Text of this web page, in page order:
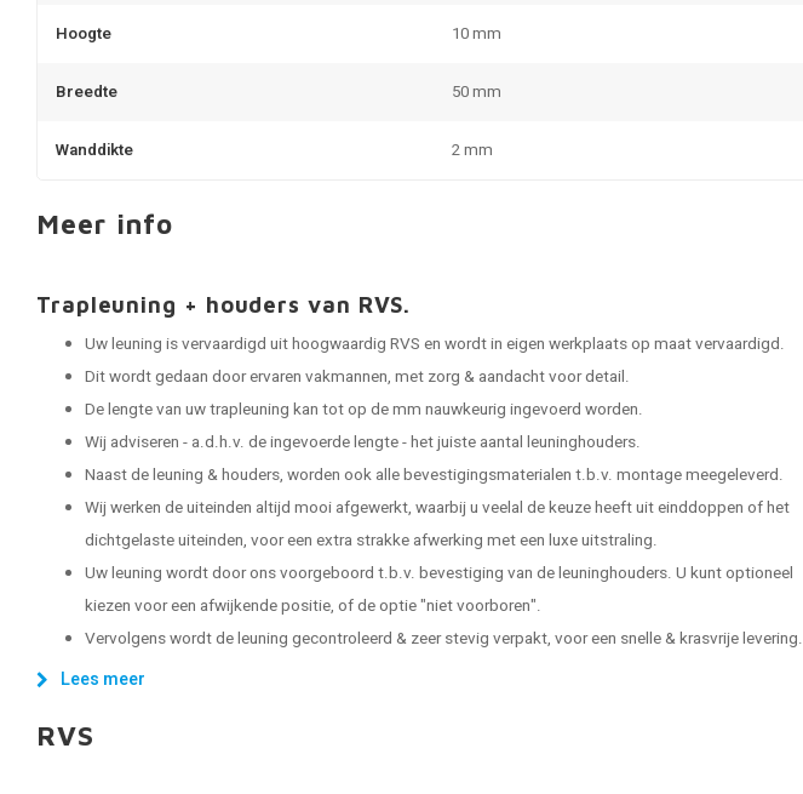
Hoogte 10 mm
Breedte 50 mm
Wanddikte 2 mm
Meer info
Trapleuning + houders van RVS.
Uw leuning is vervaardigd uit hoogwaardig RVS en wordt in eigen werkplaats op maat vervaardigd.
Dit wordt gedaan door ervaren vakmannen, met zorg & aandacht voor detail.
De lengte van uw trapleuning kan tot op de mm nauwkeurig ingevoerd worden.
Wij adviseren - a.d.h.v. de ingevoerde lengte - het juiste aantal leuninghouders.
Naast de leuning & houders, worden ook alle bevestigingsmaterialen t.b.v. montage meegeleverd.
Wij werken de uiteinden altijd mooi afgewerkt, waarbij u veelal de keuze heeft uit einddoppen of het
dichtgelaste uiteinden, voor een extra strakke afwerking met een luxe uitstraling.
Uw leuning wordt door ons voorgeboord t.b.v. bevestiging van de leuninghouders. U kunt optioneel
kiezen voor een afwijkende positie, of de optie "niet voorboren".
Vervolgens wordt de leuning gecontroleerd & zeer stevig verpakt, voor een snelle & krasvrije levering.
Lees meer
RVS